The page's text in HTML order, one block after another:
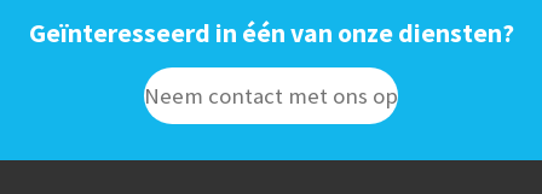
Geïnteresseerd in één van onze diensten?
Neem contact met ons op